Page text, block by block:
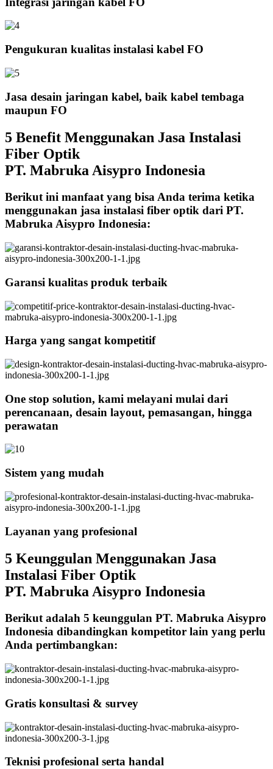
Pengukuran kualitas instalasi kabel FO
Jasa desain jaringan kabel, baik kabel tembaga
maupun FO
5 Benefit Menggunakan Jasa Instalasi
Fiber Optik
PT. Mabruka Aisypro Indonesia
Berikut ini manfaat yang bisa Anda terima ketika
menggunakan jasa instalasi fiber optik dari PT.
Mabruka Aisypro Indonesia:
Garansi kualitas produk terbaik
Harga yang sangat kompetitif
One stop solution, kami melayani mulai dari
perencanaan, desain layout, pemasangan, hingga
perawatan
Sistem yang mudah
Layanan yang profesional
5 Keunggulan Menggunakan Jasa
Instalasi Fiber Optik
PT. Mabruka Aisypro Indonesia
Berikut adalah 5 keunggulan PT. Mabruka Aisypro
Indonesia dibandingkan kompetitor lain yang perlu
Anda pertimbangkan:
Gratis konsultasi & survey
Teknisi profesional serta handal